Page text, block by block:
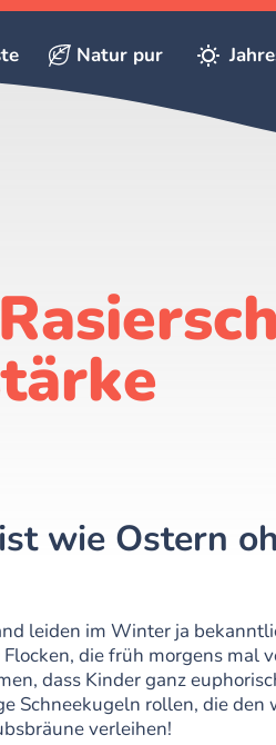
Natur pur
wie Ostern
leiden im Winter ja
die früh morgens mal
dass Kinder ganz
Schneekugeln rollen, die den
verleihen!